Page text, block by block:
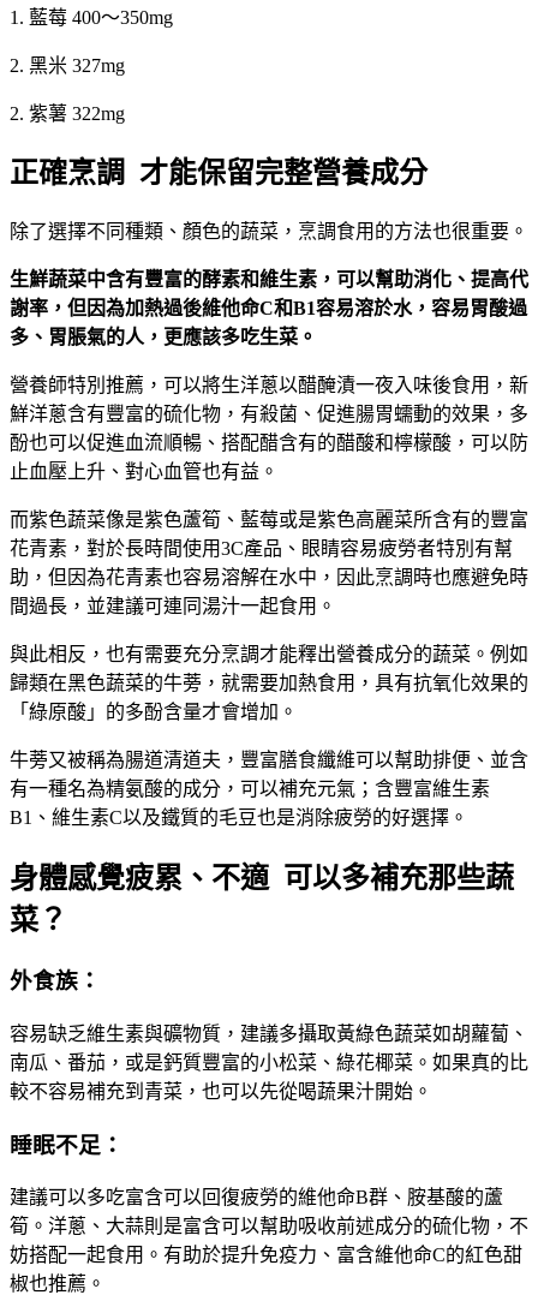
1. 藍莓 400～350mg
2. 黑米 327mg
2. 紫薯 322mg
正確烹調 才能保留完整營養成分
除了選擇不同種類、顏色的蔬菜，烹調食用的方法也很重要。
生鮮蔬菜中含有豐富的酵素和維生素，可以幫助消化、提高代
謝率，但因為加熱過後維他命C和B1容易溶於水，容易胃酸過
多、胃脹氣的人，更應該多吃生菜。
營養師特別推薦，可以將生洋蔥以醋醃漬一夜入味後食用，新
鮮洋蔥含有豐富的硫化物，有殺菌、促進腸胃蠕動的效果，多
酚也可以促進血流順暢、搭配醋含有的醋酸和檸檬酸，可以防
止血壓上升、對心血管也有益。
而紫色蔬菜像是紫色蘆筍、藍莓或是紫色高麗菜所含有的豐富
花青素，對於長時間使用3C產品、眼睛容易疲勞者特別有幫
助，但因為花青素也容易溶解在水中，因此烹調時也應避免時
間過長，並建議可連同湯汁一起食用。
與此相反，也有需要充分烹調才能釋出營養成分的蔬菜。例如
歸類在黑色蔬菜的牛蒡，就需要加熱食用，具有抗氧化效果的
「綠原酸」的多酚含量才會增加。
牛蒡又被稱為腸道清道夫，豐富膳食纖維可以幫助排便、並含
有一種名為精氨酸的成分，可以補充元氣；含豐富維生素
B1、維生素C以及鐵質的毛豆也是消除疲勞的好選擇。
身體感覺疲累、不適 可以多補充那些蔬
菜？
外食族：
容易缺乏維生素與礦物質，建議多攝取黃綠色蔬菜如胡蘿蔔、
南瓜、番茄，或是鈣質豐富的小松菜、綠花椰菜。如果真的比
較不容易補充到青菜，也可以先從喝蔬果汁開始。
睡眠不足：
建議可以多吃富含可以回復疲勞的維他命B群、胺基酸的蘆
筍。洋蔥、大蒜則是富含可以幫助吸收前述成分的硫化物，不
妨搭配一起食用。有助於提升免疫力、富含維他命C的紅色甜
椒也推薦。